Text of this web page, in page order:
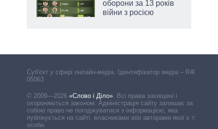
оборони за 13 років
війни з росією
Cуб'єкт у сфері онлайн-медіа. Ідентифікатор медіа – R40-
05063
© 2009—2026 «Слово і Діло» Всі права захищені і
охороняються законом. Адміністрація сайту залишає за
собою право не погоджуватися з інформацією, яка
публікується на сайті, власниками або авторами якої є треті
особи.